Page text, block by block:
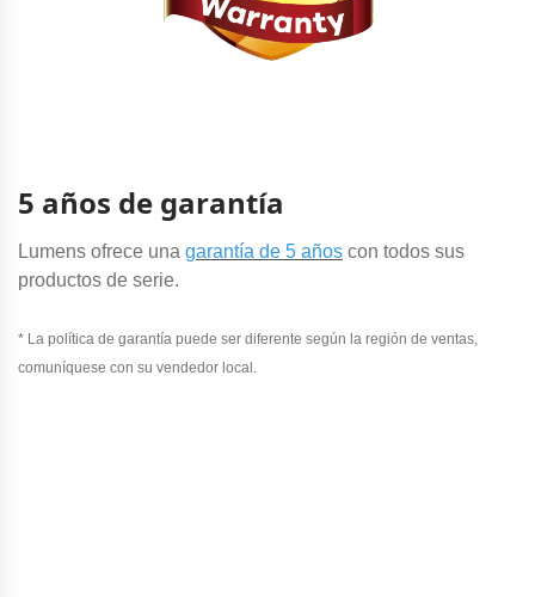
5 años de garantía
Lumens ofrece una garantía de 5 años con todos sus
productos de serie.
* La política de garantía puede ser diferente según la región de ventas,
comuníquese con su vendedor local.